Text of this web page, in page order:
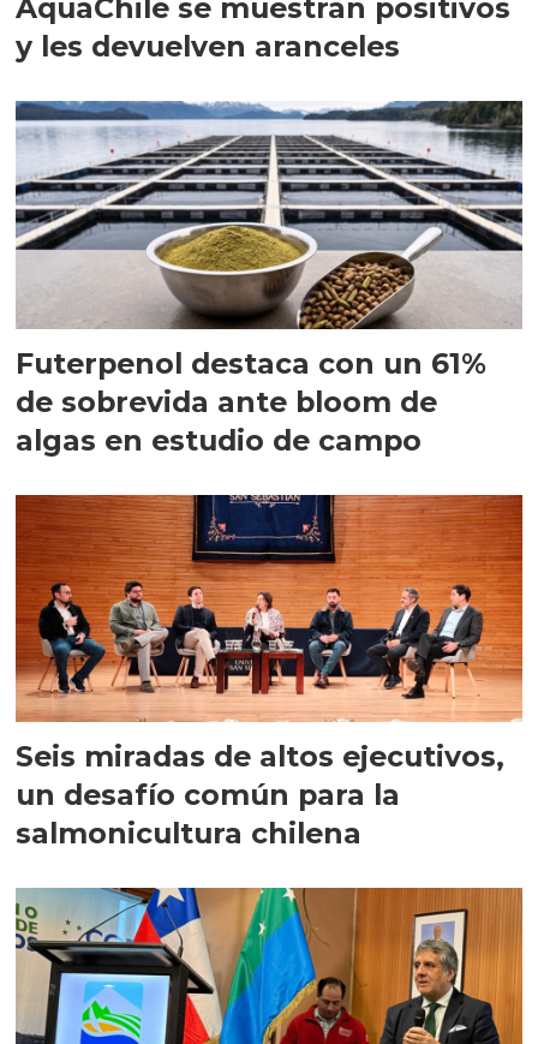
AquaChile se muestran positivos
y les devuelven aranceles
Futerpenol destaca con un 61%
de sobrevida ante bloom de
algas en estudio de campo
Seis miradas de altos ejecutivos,
un desafío común para la
salmonicultura chilena